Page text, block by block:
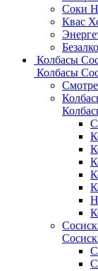
Соки
Квас
Колбасы
Колбасы